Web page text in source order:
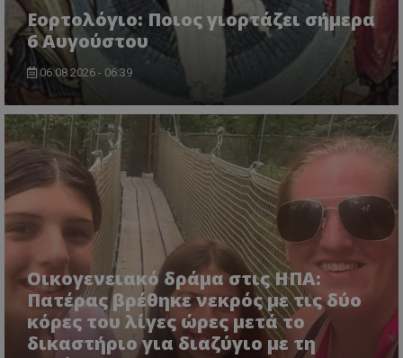
Εορτολόγιο: Ποιος γιορτάζει σήμερα
6 Αυγούστου
06.08.2026 - 06:39
Οικογενειακό δράμα στις ΗΠΑ:
Πατέρας βρέθηκε νεκρός με τις δύο
κόρες του λίγες ώρες μετά το
δικαστήριο για διαζύγιο με τη